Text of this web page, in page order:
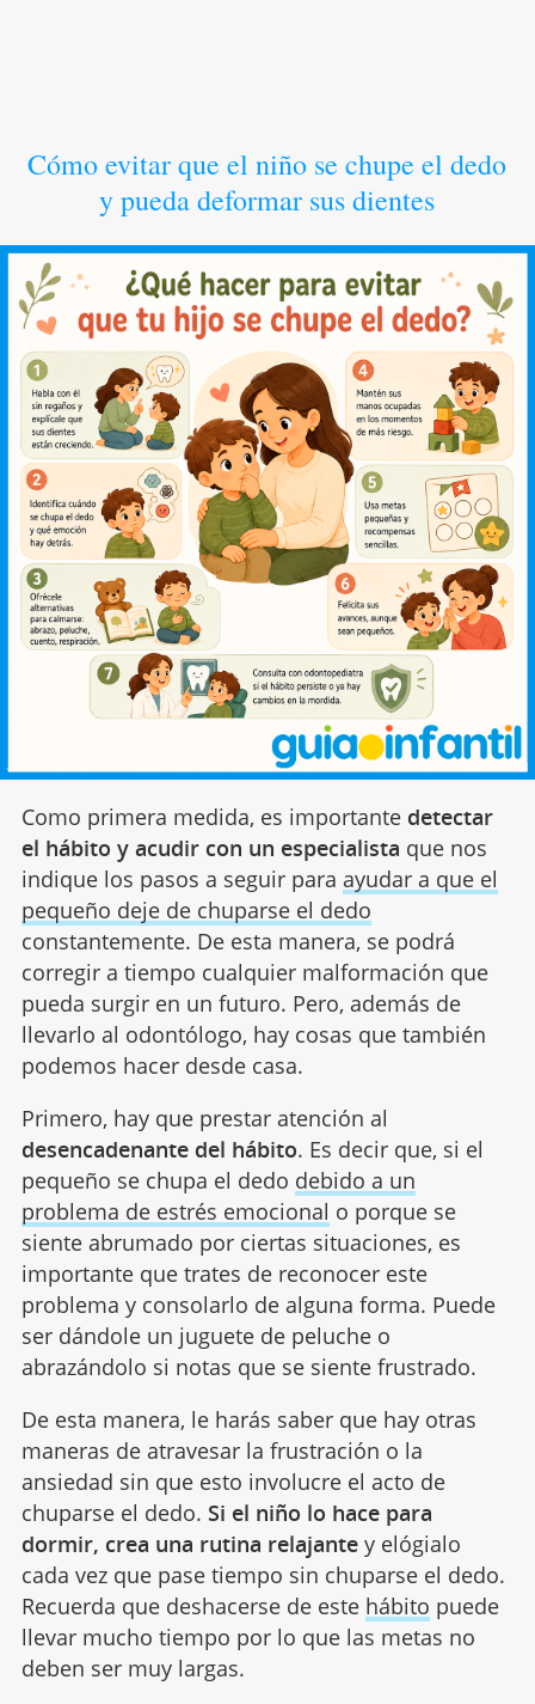
Cómo evitar que el niño se chupe el dedo
y pueda deformar sus dientes
Como primera medida, es importante detectar
el hábito y acudir con un especialista que nos
indique los pasos a seguir para ayudar a que el
pequeño deje de chuparse el dedo
constantemente. De esta manera, se podrá
corregir a tiempo cualquier malformación que
pueda surgir en un futuro. Pero, además de
llevarlo al odontólogo, hay cosas que también
podemos hacer desde casa.
Primero, hay que prestar atención al
desencadenante del hábito. Es decir que, si el
pequeño se chupa el dedo debido a un
problema de estrés emocional o porque se
siente abrumado por ciertas situaciones, es
importante que trates de reconocer este
problema y consolarlo de alguna forma. Puede
ser dándole un juguete de peluche o
abrazándolo si notas que se siente frustrado.
De esta manera, le harás saber que hay otras
maneras de atravesar la frustración o la
ansiedad sin que esto involucre el acto de
chuparse el dedo. Si el niño lo hace para
dormir, crea una rutina relajantey elógialo
cada vez que pase tiempo sin chuparse el dedo.
Recuerda que deshacerse de este hábito puede
llevar mucho tiempo por lo que las metas no
deben ser muy largas.